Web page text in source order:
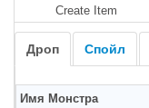
Create Item
Дроп Спойл
Имя Монстра